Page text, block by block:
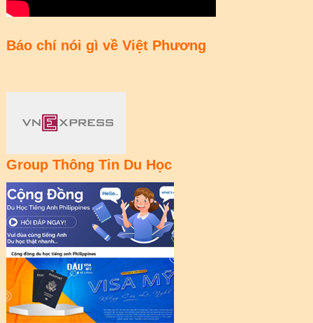
Báo chí nói gì về Việt Phương
Group Thông Tin Du Học